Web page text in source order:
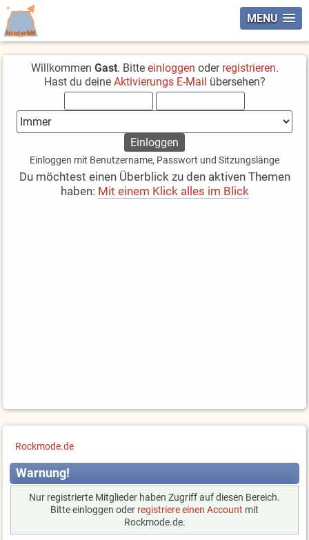
MENU
Willkommen Gast. Bitte einloggen oder registrieren.
Hast du deine Aktivierungs E-Mail übersehen?
Einloggen mit Benutzername, Passwort und Sitzungslänge
Du möchtest einen Überblick zu den aktiven Themen
haben: Mit einem Klick alles im Blick
Rockmode.de
Warnung!
Nur registrierte Mitglieder haben Zugriff auf diesen Bereich.
Bitte einloggen oder registriere einen Account mit
Rockmode.de.